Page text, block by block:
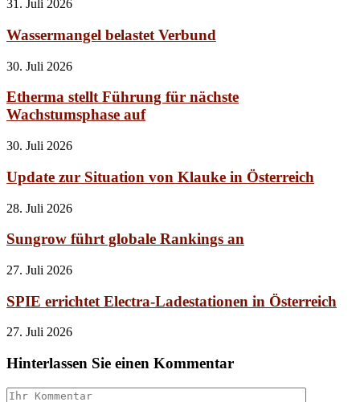
31. Juli 2026
Wassermangel belastet Verbund
30. Juli 2026
Etherma stellt Führung für nächste
Wachstumsphase auf
30. Juli 2026
Update zur Situation von Klauke in Österreich
28. Juli 2026
Sungrow führt globale Rankings an
27. Juli 2026
SPIE errichtet Electra-Ladestationen in Österreich
27. Juli 2026
Hinterlassen Sie einen Kommentar